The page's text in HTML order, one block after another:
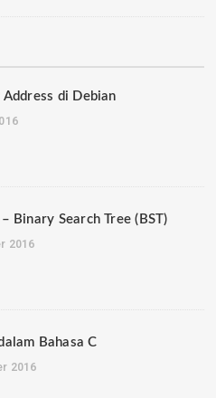
Address di Debian
Binary Search Tree (BST)
2016
Bahasa C
2016